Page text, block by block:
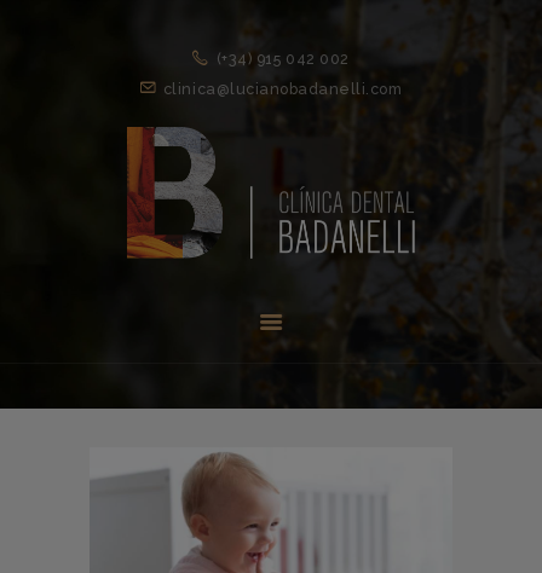
(+34) 915 042 002
clinica@lucianobadanelli.com
EQUIPO
NOVEDADES
CONTACTO